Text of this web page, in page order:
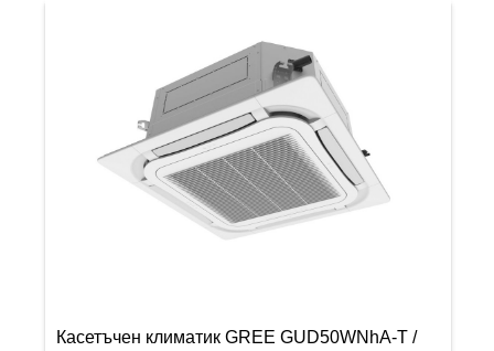
Касетъчен климатик GREE GUD50WNhA-T /